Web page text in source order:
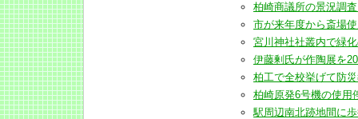
柏崎商議所の景況調
市が来年度から斎場
宮川神社社叢内で緑
伊藤剰氏が作陶展を
柏工で全校挙げて防
柏崎原発6号機の使用
駅周辺南北跡地間に